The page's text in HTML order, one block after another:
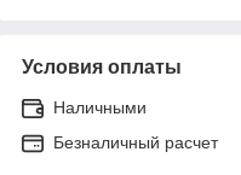
Условия оплаты
Наличными
Безналичный расчет